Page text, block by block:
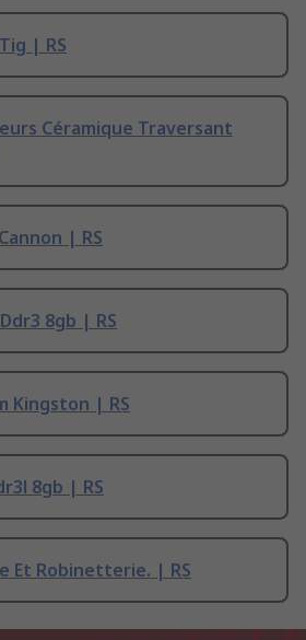
| RS
Céramique Traversant
| RS
8gb | RS
Kingston | RS
8gb | RS
Et Robinetterie. | RS